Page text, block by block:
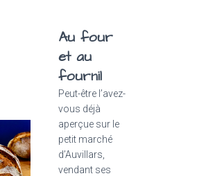
Au four
et au
fournil
Peut-être l’avez-
vous déjà
aperçue sur le
petit marché
d’Auvillars,
vendant ses